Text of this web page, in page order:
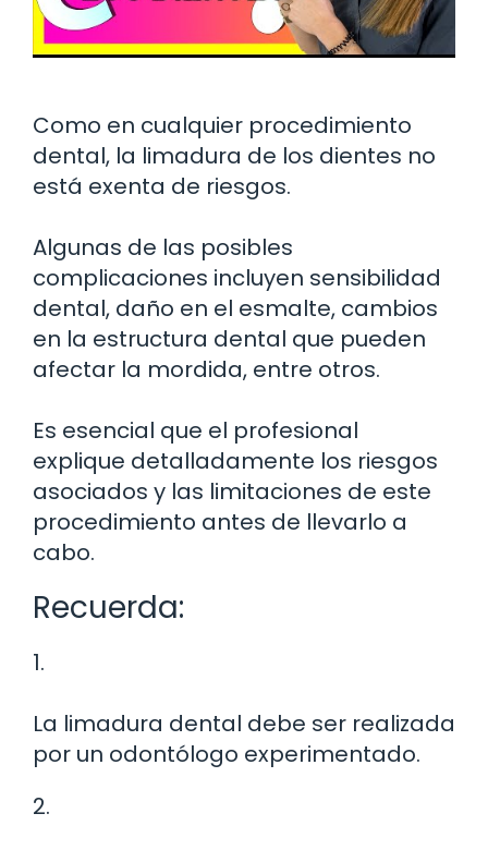
Como en cualquier procedimiento
dental, la limadura de los dientes no
está exenta de riesgos.
Algunas de las posibles
complicaciones incluyen sensibilidad
dental, daño en el esmalte, cambios
en la estructura dental que pueden
afectar la mordida, entre otros.
Es esencial que el profesional
explique detalladamente los riesgos
asociados y las limitaciones de este
procedimiento antes de llevarlo a
cabo.
Recuerda:
1.
La limadura dental debe ser realizada
por un odontólogo experimentado.
2.